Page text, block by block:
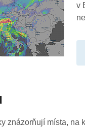
v
znázorňují místa, na